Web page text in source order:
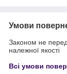
Умови
Законом не
належної якості
Всі умови